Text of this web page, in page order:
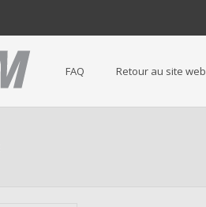
FAQ Retour au site web